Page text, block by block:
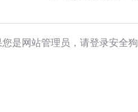
您是网站管理员，请登录安全狗